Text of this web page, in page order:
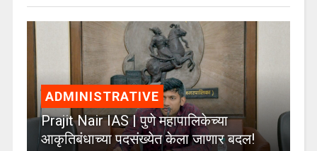
ADMINISTRATIVE
Prajit Nair IAS | पुणे महापालिकेच्या
आकृतिबंधाच्या पदसंख्येत केला जाणार बदल!